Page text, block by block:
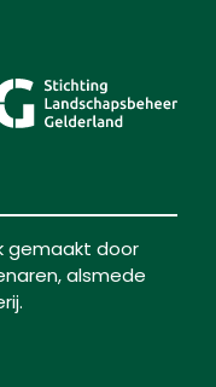
gemaakt door
alsmede